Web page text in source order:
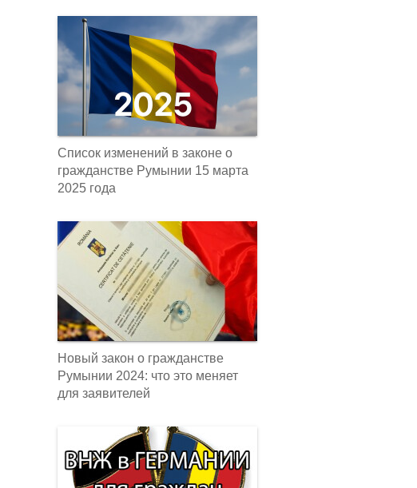
Список изменений в законе о
гражданстве Румынии 15 марта
2025 года
Новый закон о гражданстве
Румынии 2024: что это меняет
для заявителей